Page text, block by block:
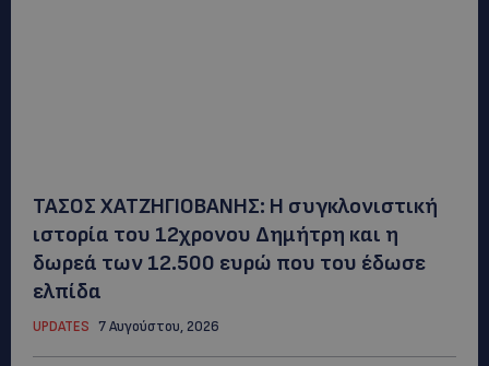
ΤΑΣΟΣ ΧΑΤΖΗΓΙΟΒΑΝΗΣ: Η συγκλονιστική
ιστορία του 12χρονου Δημήτρη και η
δωρεά των 12.500 ευρώ που του έδωσε
ελπίδα
UPDATES 7 Αυγούστου, 2026